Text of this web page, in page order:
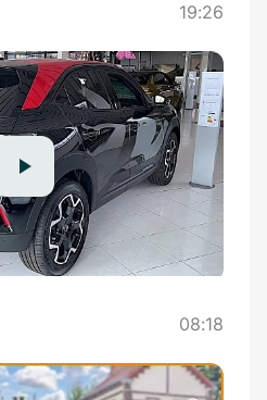
19:26
08:18